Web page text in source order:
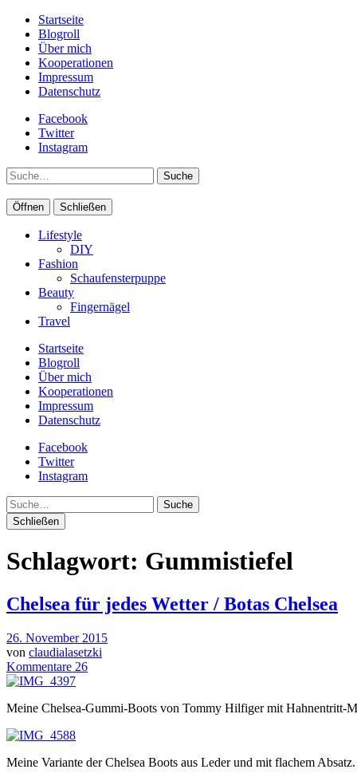
Startseite
Blogroll
Über mich
Kooperationen
Impressum
Datenschutz
Facebook
Twitter
Instagram
Suche
Öffnen Schließen
Lifestyle
DIY
Fashion
Schaufensterpuppe
Beauty
Fingernägel
Travel
Startseite
Blogroll
Über mich
Kooperationen
Impressum
Datenschutz
Facebook
Twitter
Instagram
Suche
Schließen
Schlagwort: Gummistiefel
Chelsea für jedes Wetter / Botas Chelsea
26. November 2015
von claudialasetzki
Kommentare 26
Meine Chelsea-Gummi-Boots von Tommy Hilfiger mit Hahnentritt-
Meine Variante der Chelsea Boots aus Leder und mit flachem Absatz.